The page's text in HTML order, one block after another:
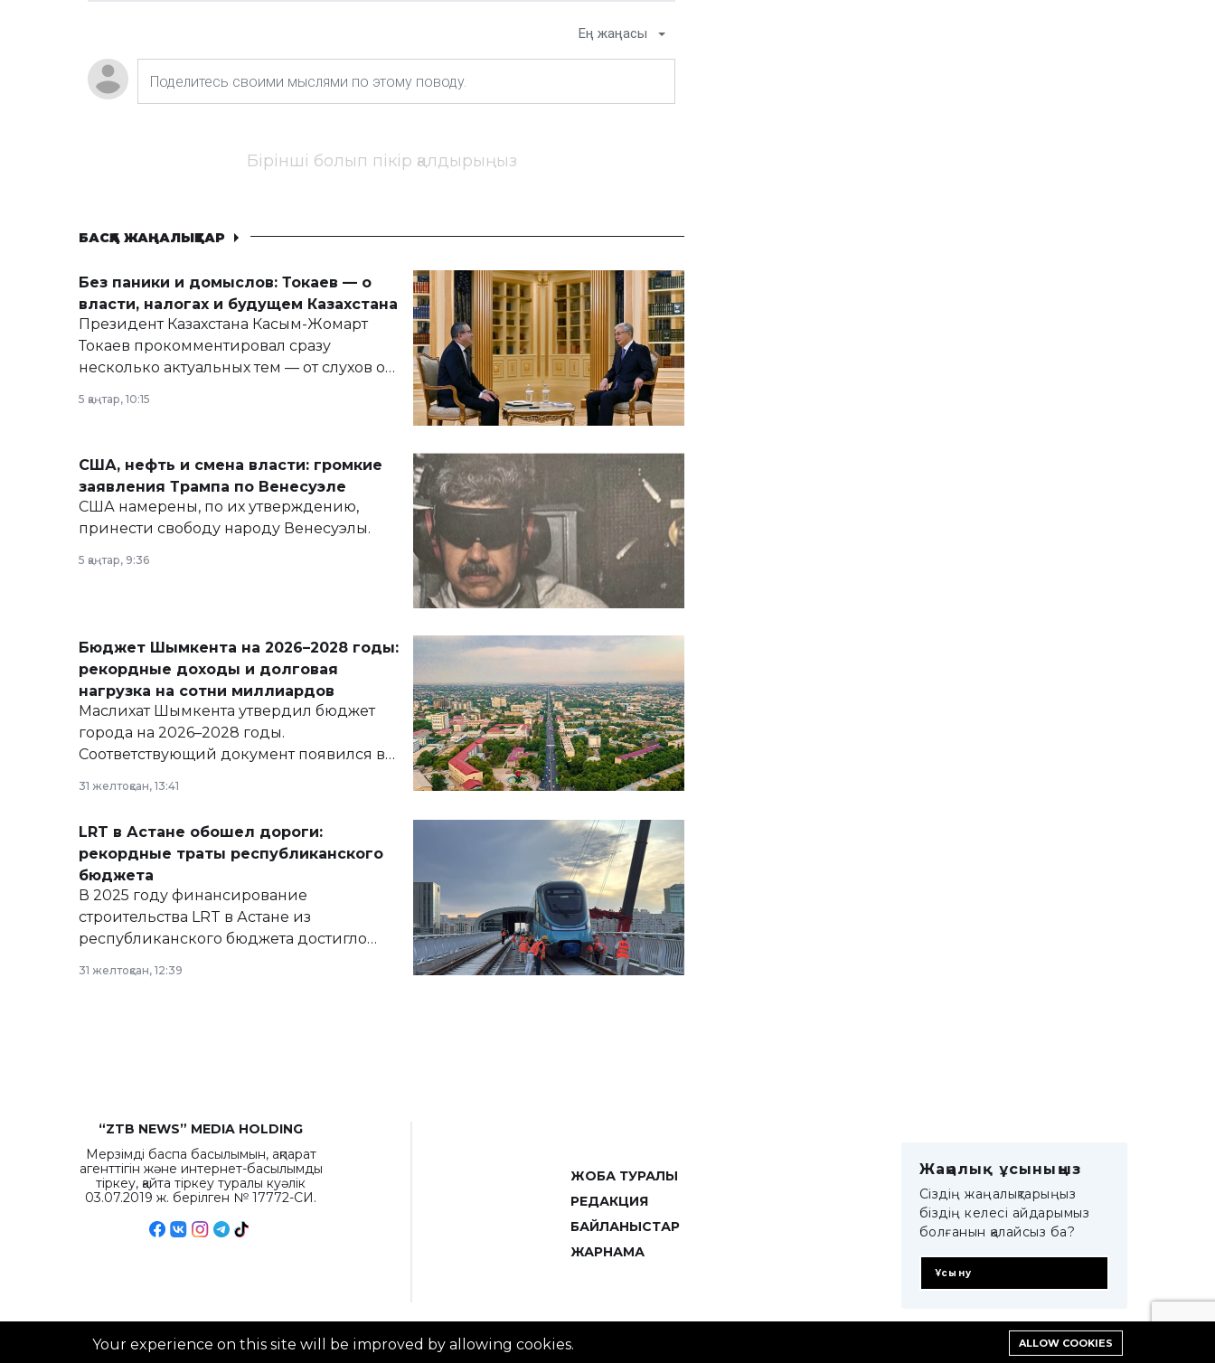
Ең жаңасы
Бірінші болып пікір қалдырыңыз
БАСҚА ЖАҢАЛЫҚТАР
Без паники и домыслов: Токаев — о
власти, налогах и будущем Казахстана
Президент Казахстана Касым-Жомарт
Токаев прокомментировал сразу
несколько актуальных тем — от слухов о
армии, экономики и личного здоровья.
5 қаңтар, 10:15
США, нефть и смена власти: громкие
заявления Трампа по Венесуэле
США намерены, по их утверждению,
принести свободу народу Венесуэлы.
5 қаңтар, 9:36
Бюджет Шымкента на 2026–2028 годы:
рекордные доходы и долговая
нагрузка на сотни миллиардов
Маслихат Шымкента утвердил бюджет
города на 2026–2028 годы.
Соответствующий документ появился в
сайте маслихат города.
31 желтоқсан, 13:41
LRT в Астане обошел дороги:
рекордные траты республиканского
бюджета
В 2025 году финансирование
строительства LRT в Астане из
республиканского бюджета достигло
31 желтоқсан, 12:39
“ZTB NEWS” MEDIA HOLDING
Мерзімді баспа басылымын, ақпарат
агенттігін және интернет-басылымды
тіркеу, қайта тіркеу туралы куәлік
03.07.2019 ж. берілген № 17772-СИ.
ЖОБА ТУРАЛЫ
РЕДАКЦИЯ
БАЙЛАНЫСТАР
ЖАРНАМА
Жаңалық ұсыныңыз
Сіздің жаңалықтарыңыз
біздің келесі айдарымыз
болғанын қалайсыз ба?
Ұсыну
Your experience on this site will be improved by allowing cookies. ALLOW COOKIES